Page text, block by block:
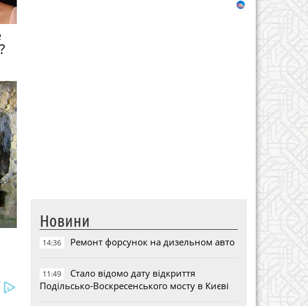
Новини
14:36 Ремонт форсунок на дизельном авто
11:49
Стало відомо дату відкриття
Подільсько-Воскресенського мосту в Києві